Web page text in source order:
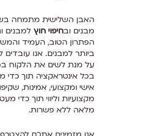
האבן השלישית מתמחה
מבנים ובחיפוי חוץלמבנים
הפתרון הטוב, העמיד
ביותר למבנים. אנו עובדים
על מנת לשים את הלקוח
בכל אינטראקציה תוך כדי
אישי ומקצועי, אמינות,
מקצועיות וליווי תוך כדי
מלאה ללא פשרות.
אנו מזמינים אתכם להצטרף